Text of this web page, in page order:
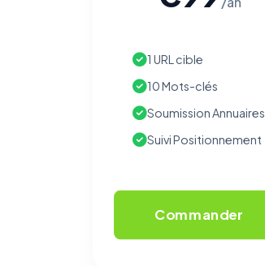
1 URL cible
10 Mots-clés
Soumission Annuaires
Suivi Positionnement
Commander